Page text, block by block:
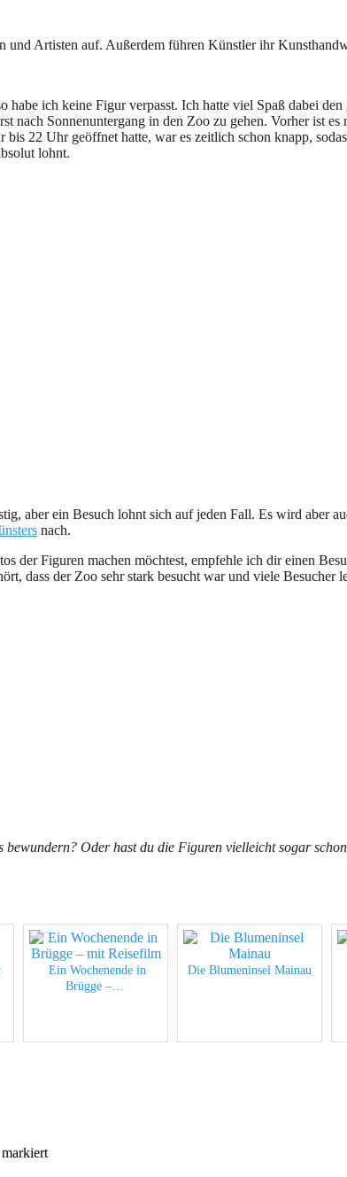
und Artisten auf. Außerdem führen Künstler ihr
ich keine Figur verpasst. Ich hatte viel Spaß dabei
Sonnenuntergang in den Zoo zu gehen. Vorher ist
22 Uhr geöffnet hatte, war es zeitlich schon knapp,
lohnt.
aber ein Besuch lohnt sich auf jeden Fall. Es wird aber
nach.
der Figuren machen möchtest, empfehle ich dir einen
dass der Zoo sehr stark besucht war und viele
Oder hast du die Figuren vielleicht sogar
Ein Wochenende in
Brügge –…
Die Blumeninsel Mainau
markiert